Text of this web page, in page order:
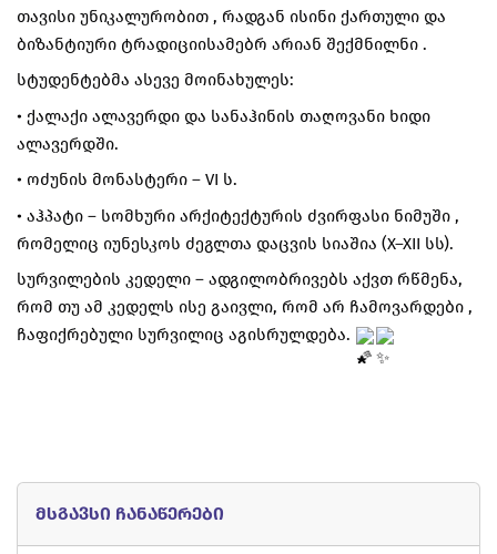
თავისი უნიკალურობით , რადგან ისინი ქართული და
ბიზანტიური ტრადიციისამებრ არიან შექმნილნი .
სტუდენტებმა ასევე მოინახულეს:
• ქალაქი ალავერდი და სანაჰინის თაღოვანი ხიდი
ალავერდში.
• ოძუნის მონასტერი – VI ს.
• აჰპატი – სომხური არქიტექტურის ძვირფასი ნიმუში ,
რომელიც იუნესკოს ძეგლთა დაცვის სიაშია (X–XII სს).
სურვილების კედელი – ადგილობრივებს აქვთ რწმენა,
რომ თუ ამ კედელს ისე გაივლი, რომ არ ჩამოვარდები ,
ჩაფიქრებული სურვილიც აგისრულდება.
მსგავსი ჩანაწერები